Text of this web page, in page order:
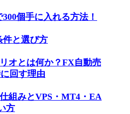
個手に入れる方法！
件と選び方
オとは何か？FX自動売
回す理由
組みとVPS・MT4・EA
方